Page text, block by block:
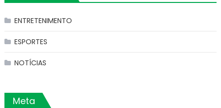
ENTRETENIMENTO
ESPORTES
NOTÍCIAS
Meta